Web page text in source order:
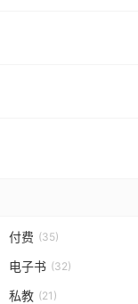
付费 (35)
电子书 (32)
私教 (21)